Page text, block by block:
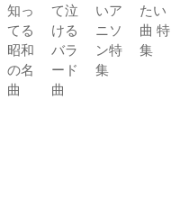
知っ
てる
昭和
の名
曲
て泣
ける
バラ
ード
曲
いア
ニソ
ン特
集
たい
曲 特
集